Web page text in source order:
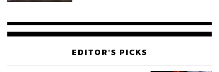
EDITOR'S PICKS